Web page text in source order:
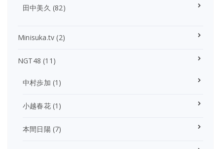
田中美久 (82)
Minisuka.tv (2)
NGT48 (11)
中村歩加 (1)
小越春花(1)
本間日陽(7)